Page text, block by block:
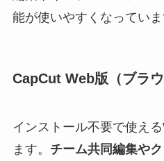
能が使いやすくなっていま
CapCut Web版（ブラ
インストール不要で使え
ます。 チーム共同編集や